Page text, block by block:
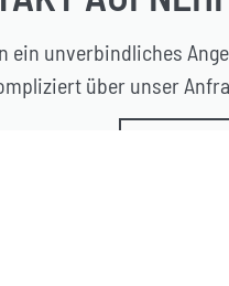
ein unverbindliches
über unser